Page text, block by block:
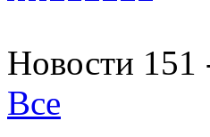
Новости 151
Все